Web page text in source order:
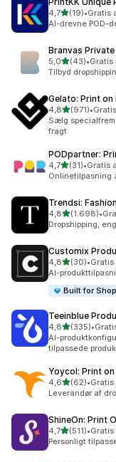
4,7ud af 5
(19)
19 anmeldelser i
•Gratis
AI-drevne POD-
Branvas
5,0ud af 5
(43)
43 anmeldelser i
•
Tilbyd
Gelato: Print on
4,8ud af 5
(971)
971 anmeldelser
•
Sælg
fragt
PODpartner:
4,7ud af 5
(31)
31 anmeldelser i
•Gratis
Onlinetilpasning
Trendsi:
4,8ud af 5
(1.698)
1698 •
Dropshipping,
Customix
4,8ud af 5
(30)
30 anmeldelser i
•
AI-
Built for
Teeinblue
4,8ud af 5
(335)
335 anmeldelser
•
AI-
tilpassede
Yoycol: Print on
4,6ud af 5
(62)
62 anmeldelser i
•
Leverandør af
ShineOn: Print
4,7ud af 5
(511)
511 anmeldelser i
•
Personligt